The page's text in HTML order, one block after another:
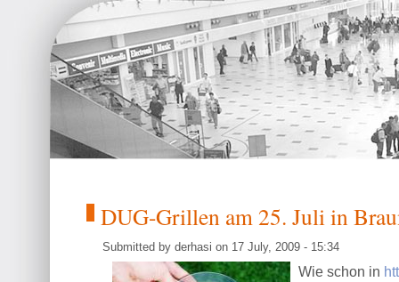
DUG-Grillen am 25. Juli in
Submitted by derhasi on 17 July, 2009 - 15:34
Wie schon in